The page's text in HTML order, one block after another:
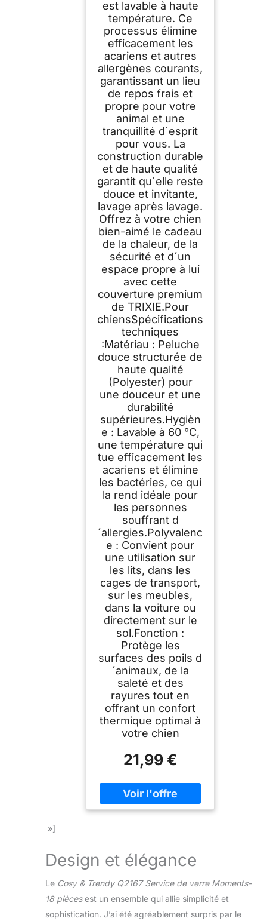
est lavable à haute
température. Ce
processus élimine
efficacement les
acariens et autres
allergènes courants,
garantissant un lieu
de repos frais et
propre pour votre
animal et une
tranquillité d´esprit
pour vous. La
construction durable
et de haute qualité
garantit qu´elle reste
douce et invitante,
lavage après lavage.
Offrez à votre chien
bien-aimé le cadeau
de la chaleur, de la
sécurité et d´un
espace propre à lui
avec cette
couverture premium
de TRIXIE.Pour
chiensSpécifications
techniques
:Matériau : Peluche
douce structurée de
haute qualité
(Polyester) pour
une douceur et une
durabilité
supérieures.Hygièn
e : Lavable à 60 °C,
une température qui
tue efficacement les
acariens et élimine
les bactéries, ce qui
la rend idéale pour
les personnes
souffrant d
´allergies.Polyvalenc
e : Convient pour
une utilisation sur
les lits, dans les
cages de transport,
sur les meubles,
dans la voiture ou
directement sur le
sol.Fonction :
Protège les
surfaces des poils d
´animaux, de la
saleté et des
rayures tout en
offrant un confort
thermique optimal à
votre chien
21,99 €
»]
Design et élégance
Le Cosy & Trendy Q2167 Service de verre Moments-
18 piècesest un ensemble qui allie simplicité et
sophistication. J’ai été agréablement surpris par le